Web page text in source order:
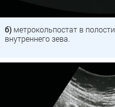
б) метрокольпостат в
внутреннего зева.